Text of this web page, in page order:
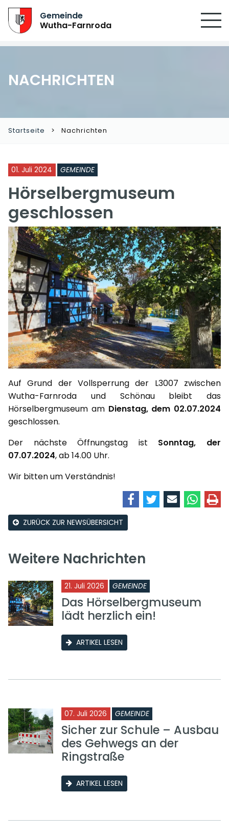
Gemeinde
Wutha-Farnroda
NACHRICHTEN
Startseite Nachrichten
01. Juli 2024 GEMEINDE
Hörselbergmuseum
geschlossen
Auf Grund der Vollsperrung der L3007 zwischen
Wutha-Farnroda und Schönau bleibt das
Hörselbergmuseum am Dienstag, dem 02.07.2024
geschlossen.
Der nächste Öffnungstag ist Sonntag, der
07.07.2024, ab 14.00 Uhr.
Wir bitten um Verständnis!
ZURÜCK ZUR NEWSÜBERSICHT
Weitere Nachrichten
21. Juli 2026 GEMEINDE
Das Hörselbergmuseum
lädt herzlich ein!
ARTIKEL LESEN
07. Juli 2026 GEMEINDE
Sicher zur Schule – Ausbau
des Gehwegs an der
Ringstraße
ARTIKEL LESEN